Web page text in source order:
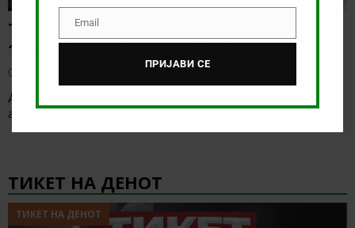
ТИП НА ДЕНОТ (07.08.2026,
19:00) САНДЕФЈОРД – КФУМ
Денес нема солидна понуда за обложување, а ние ќе го
анализираме дуелот од норвешката лига
ТИКЕТ НА ДЕНОТ
ТИКЕТ НА ДЕНОТ
EmailEmail
ПРИЈАВИ СЕ